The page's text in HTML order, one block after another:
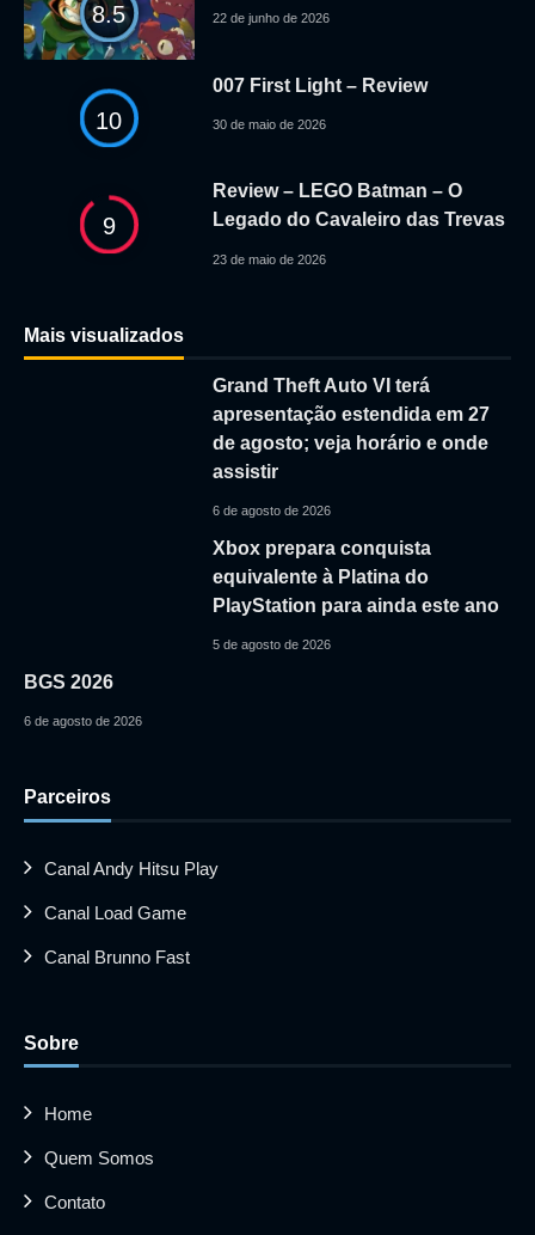
8.5 22 de junho de 2026
10
007 First Light – Review
30 de maio de 2026
9
Review – LEGO Batman – O
Legado do Cavaleiro das Trevas
23 de maio de 2026
Mais visualizados
Grand Theft Auto VI terá
apresentação estendida em 27
de agosto; veja horário e onde
assistir
6 de agosto de 2026
Xbox prepara conquista
equivalente à Platina do
PlayStation para ainda este ano
5 de agosto de 2026
BGS 2026
6 de agosto de 2026
Parceiros
Canal Andy Hitsu Play
Canal Load Game
Canal Brunno Fast
Sobre
Home
Quem Somos
Contato